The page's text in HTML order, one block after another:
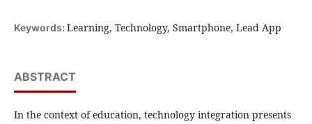
Keywords: Learning, Technology, Smartphone, Lead App
ABSTRACT
In the context of education, technology integration presents